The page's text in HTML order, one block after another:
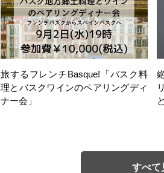
旅するフレンチBasque!「バスク料
理とバスクワインのペアリングディ
ナー会」
すべて